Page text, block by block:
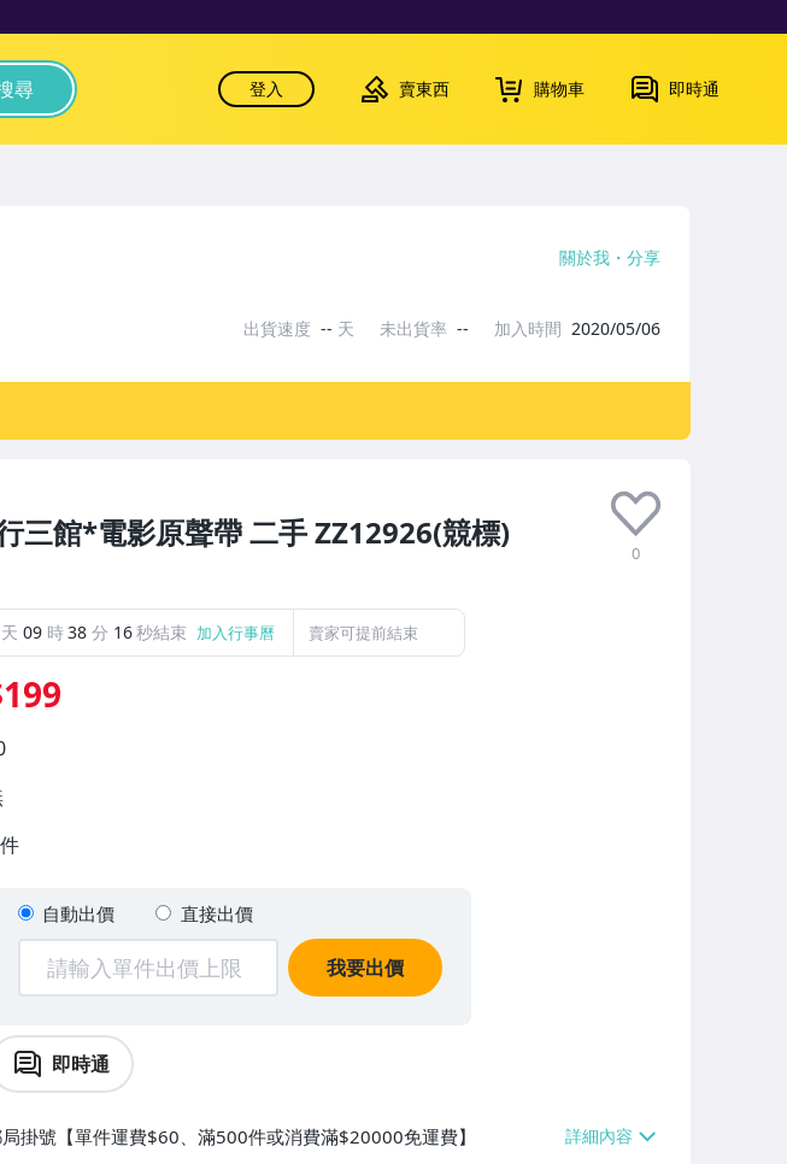
尋 登入 賣東西 購物車 即時通
三館*電影原聲帶 二手 ZZ12926(競標)
0
天 09 時38 分 14秒結束 加入行事曆 賣家可提前結束
件
自動出價 直接出價
我要出價
即時通
掛號【單件運費$60、滿500件或消費滿$20000免運費】
關於我 分享
出貨速度 -- 天 未出貨率 -- 加入時間 2020/05/06